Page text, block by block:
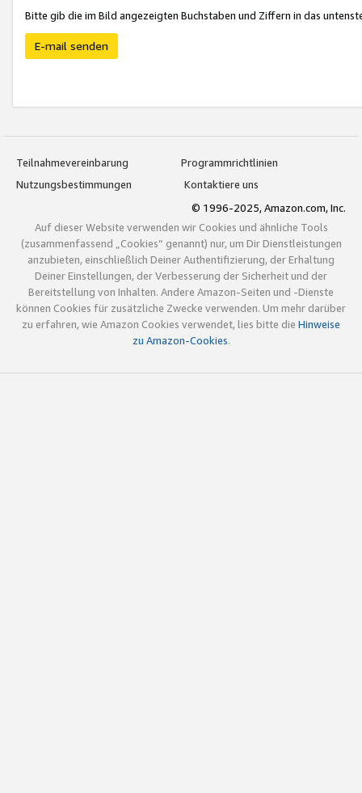
Bitte gib die im Bild angezeigten Buchstaben und Ziffern in das
E-mail senden
Teilnahmevereinbarung
Programmrichtlinien
Nutzungsbestimmungen
Kontaktiere uns
© 1996-2025, Amazon.com, Inc.
Auf dieser Website verwenden wir Cookies und ähnliche Tools
(zusammenfassend „Cookies“ genannt) nur, um Dir Dienstleistungen
anzubieten, einschließlich Deiner Authentifizierung, der Erhaltung
Deiner Einstellungen, der Verbesserung der Sicherheit und der
Bereitstellung von Inhalten. Andere Amazon-Seiten und -Dienste
können Cookies für zusätzliche Zwecke verwenden. Um mehr darüber
zu erfahren, wie Amazon Cookies verwendet, lies bitte die Hinweise
zu Amazon-Cookies.